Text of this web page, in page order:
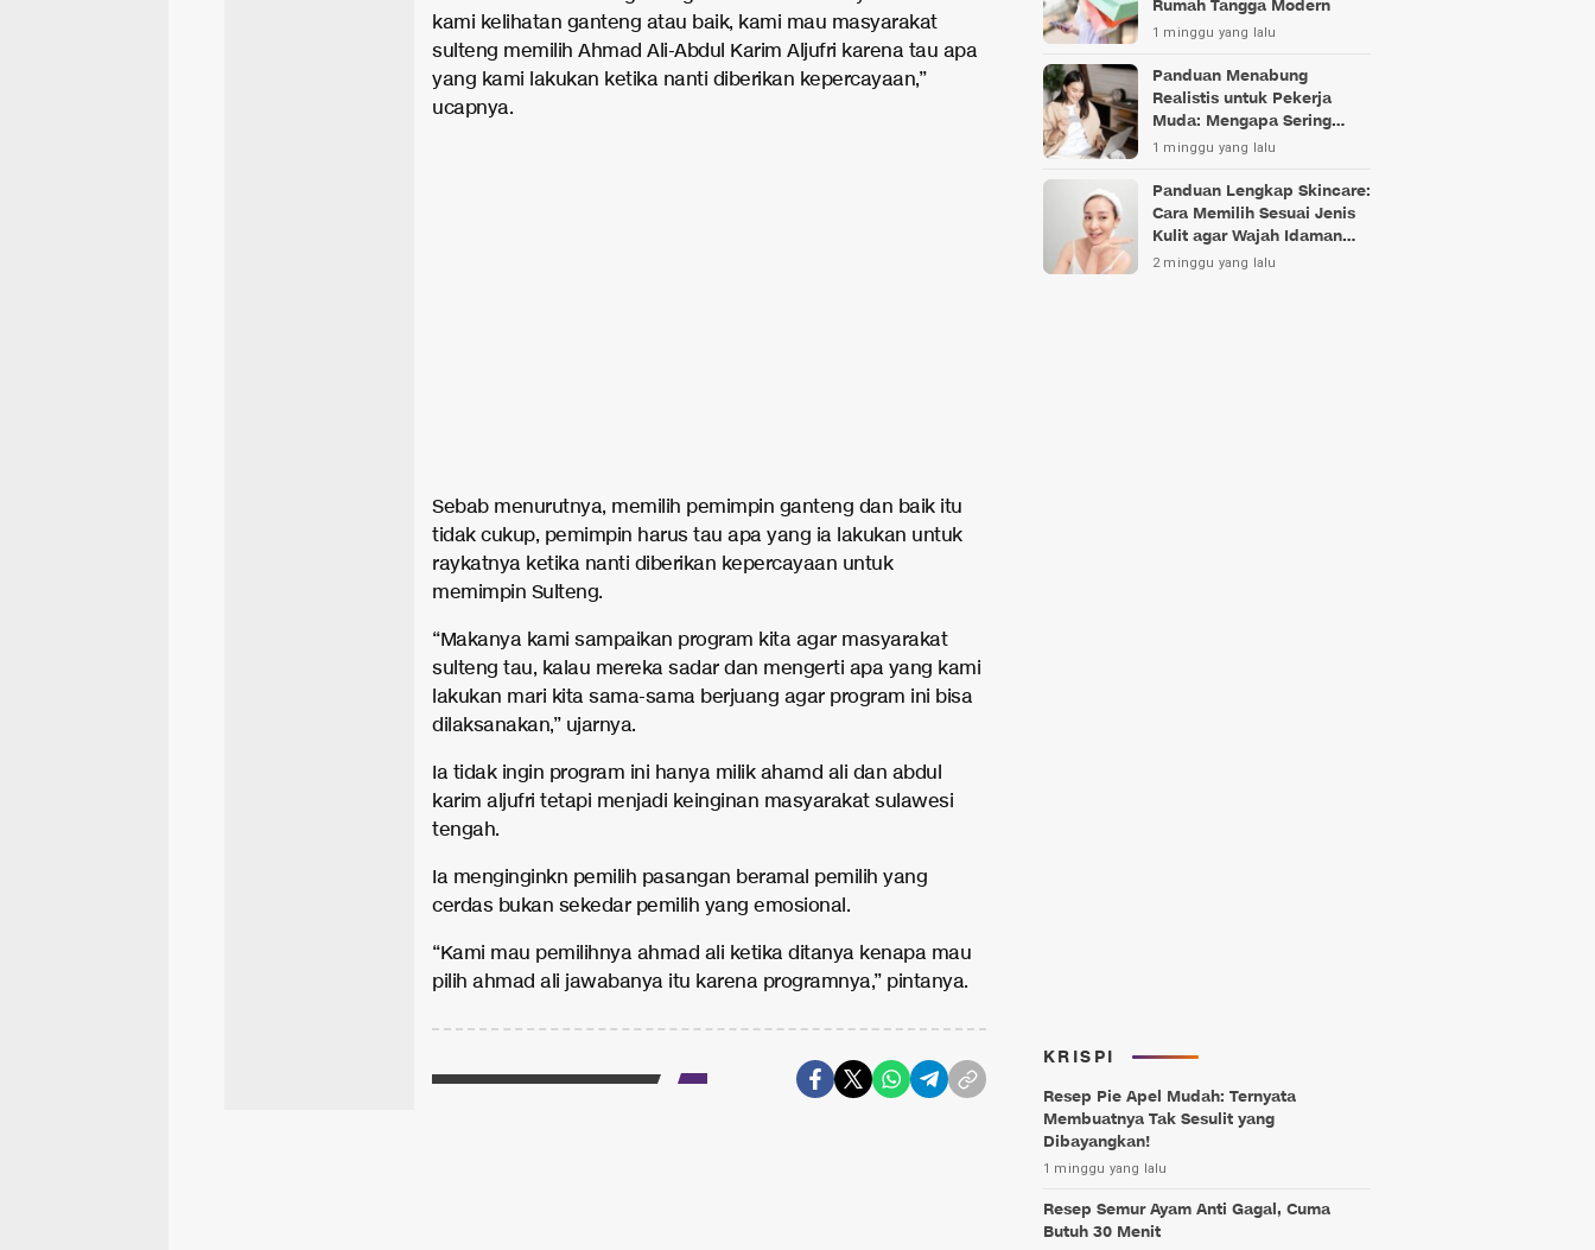
kami kelihatan ganteng atau baik, kami mau masyarakat
sulteng memilih Ahmad Ali-Abdul Karim Aljufri karena tau apa
yang kami lakukan ketika nanti diberikan kepercayaan,”
ucapnya.
Sebab menurutnya, memilih pemimpin ganteng dan baik itu
tidak cukup, pemimpin harus tau apa yang ia lakukan untuk
raykatnya ketika nanti diberikan kepercayaan untuk
memimpin Sulteng.
“Makanya kami sampaikan program kita agar masyarakat
sulteng tau, kalau mereka sadar dan mengerti apa yang kami
lakukan mari kita sama-sama berjuang agar program ini bisa
dilaksanakan,” ujarnya.
Ia tidak ingin program ini hanya milik ahamd ali dan abdul
karim aljufri tetapi menjadi keinginan masyarakat sulawesi
tengah.
Ia menginginkn pemilih pasangan beramal pemilih yang
cerdas bukan sekedar pemilih yang emosional.
“Kami mau pemilihnya ahmad ali ketika ditanya kenapa mau
pilih ahmad ali jawabanya itu karena programnya,” pintanya.
Rumah Tangga Modern
1 minggu yang lalu
Panduan Menabung
Realistis untuk Pekerja
Muda: Mengapa Sering
Gagal?
1 minggu yang lalu
Panduan Lengkap Skincare:
Cara Memilih Sesuai Jenis
Kulit agar Wajah Idaman
Bukan Sekadar Mimpi
2 minggu yang lalu
KRISPI
Resep Pie Apel Mudah: Ternyata
Membuatnya Tak Sesulit yang
Dibayangkan!
1 minggu yang lalu
Resep Semur Ayam Anti Gagal, Cuma
Butuh 30 Menit